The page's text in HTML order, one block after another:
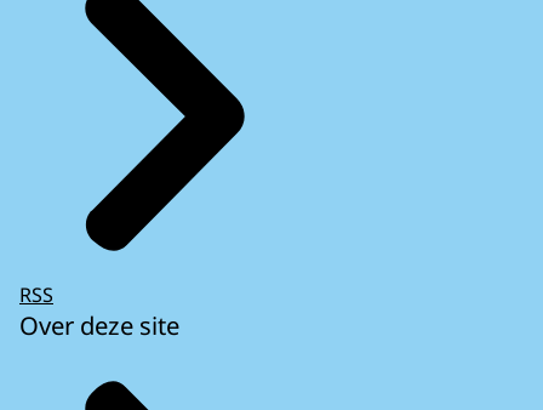
RSS
Over deze site